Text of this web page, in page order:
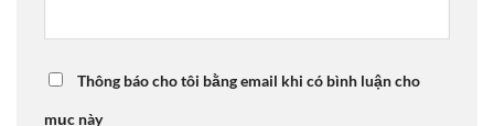
Thông báo cho tôi bằng email khi có bình luận cho
mục này